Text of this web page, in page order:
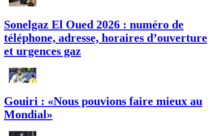
Sonelgaz El Oued 2026 : numéro de
téléphone, adresse, horaires d’ouverture
et urgences gaz
Gouiri : «Nous pouvions faire mieux au
Mondial»